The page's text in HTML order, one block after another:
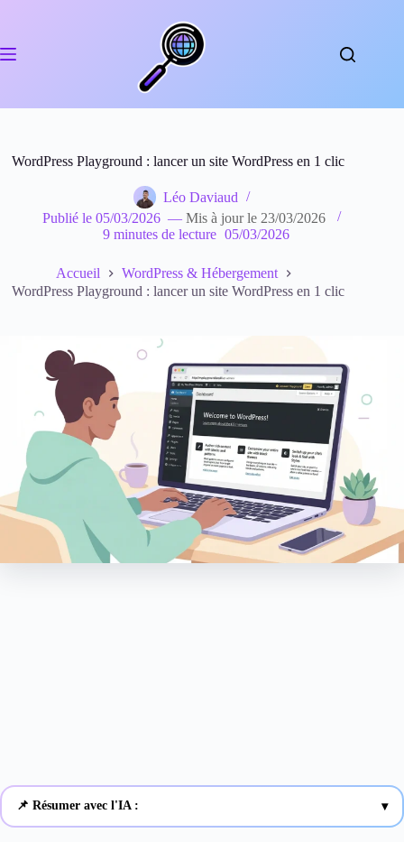
WordPress Playground : lancer un site WordPress en 1 clic
Léo Daviaud
Publié le 05/03/2026 —Mis à jour le 23/03/2026
9 minutes de lecture 05/03/2026
Accueil
WordPress & Hébergement
WordPress Playground : lancer un site WordPress en 1 clic
📌 Résumer avec l'IA :